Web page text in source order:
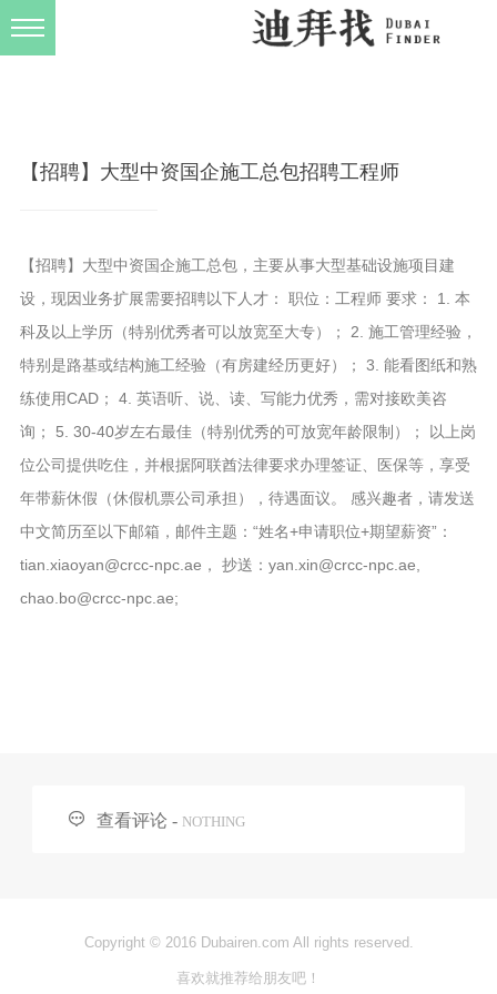
【招聘】大型中资国企施工总包招聘工程师
【招聘】大型中资国企施工总包，主要从事大型基础设施项目建
设，现因业务扩展需要招聘以下人才： 职位：工程师 要求： 1. 本
科及以上学历（特别优秀者可以放宽至大专）； 2. 施工管理经验，
特别是路基或结构施工经验（有房建经历更好）； 3. 能看图纸和熟
练使用CAD； 4. 英语听、说、读、写能力优秀，需对接欧美咨
询； 5. 30-40岁左右最佳（特别优秀的可放宽年龄限制）； 以上岗
位公司提供吃住，并根据阿联酋法律要求办理签证、医保等，享受
年带薪休假（休假机票公司承担），待遇面议。 感兴趣者，请发送
中文简历至以下邮箱，邮件主题：“姓名+申请职位+期望薪资”：
tian.xiaoyan@crcc-npc.ae， 抄送：yan.xin@crcc-npc.ae,
chao.bo@crcc-npc.ae;
 查看评论 - NOTHING
Copyright © 2016 Dubairen.com All rights reserved.
喜欢就推荐给朋友吧！